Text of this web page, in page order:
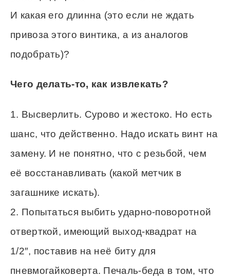
И какая его длинна (это если не ждать
привоза этого винтика, а из аналогов
подобрать)?
Чего делать-то, как извлекать?
1. Высверлить. Сурово и жестоко. Но есть
шанс, что действенно. Надо искать винт на
замену. И не понятно, что с резьбой, чем
её восстанавливать (какой метчик в
загашнике искать).
2. Попытаться выбить ударно-поворотной
отверткой, имеющий выход-квадрат на
1/2″, поставив на неё биту для
пневмогайковерта. Печаль-беда в том, что